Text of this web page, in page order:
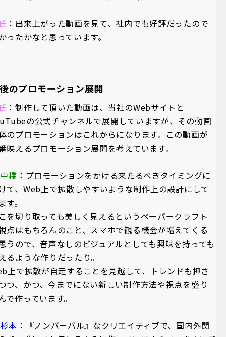
：出来上がった動画を見て、社内でも好評だったので
ったかなと思っています。
のプロモーション展開
：制作して頂いた動画は、当社のWebサイトと
の公式チャンネルで展開していますが、その動画
のプロモーションはこれからになります。この動画が
映えるプロモーション展開を考えています。
橋 ：プロモーションをかける来たるべきタイミングに
て、Web上で拡散しやすいような制作上の設計にして
す。
を切り取っても美しく見えるというペーパークラフト
点はもちろんのこと、スマホで観る機会が増えてくる
うので、音声なしのビジュアルとしても興味を持っても
るような作りだったり。
上で拡散が自走することを見越して、トレンドも押さ
つ、かつ、今までにない新しい制作方法や視点を盛り
で作っています。
本 ：『ノンバーバル』なクリエイティブで、国内外関